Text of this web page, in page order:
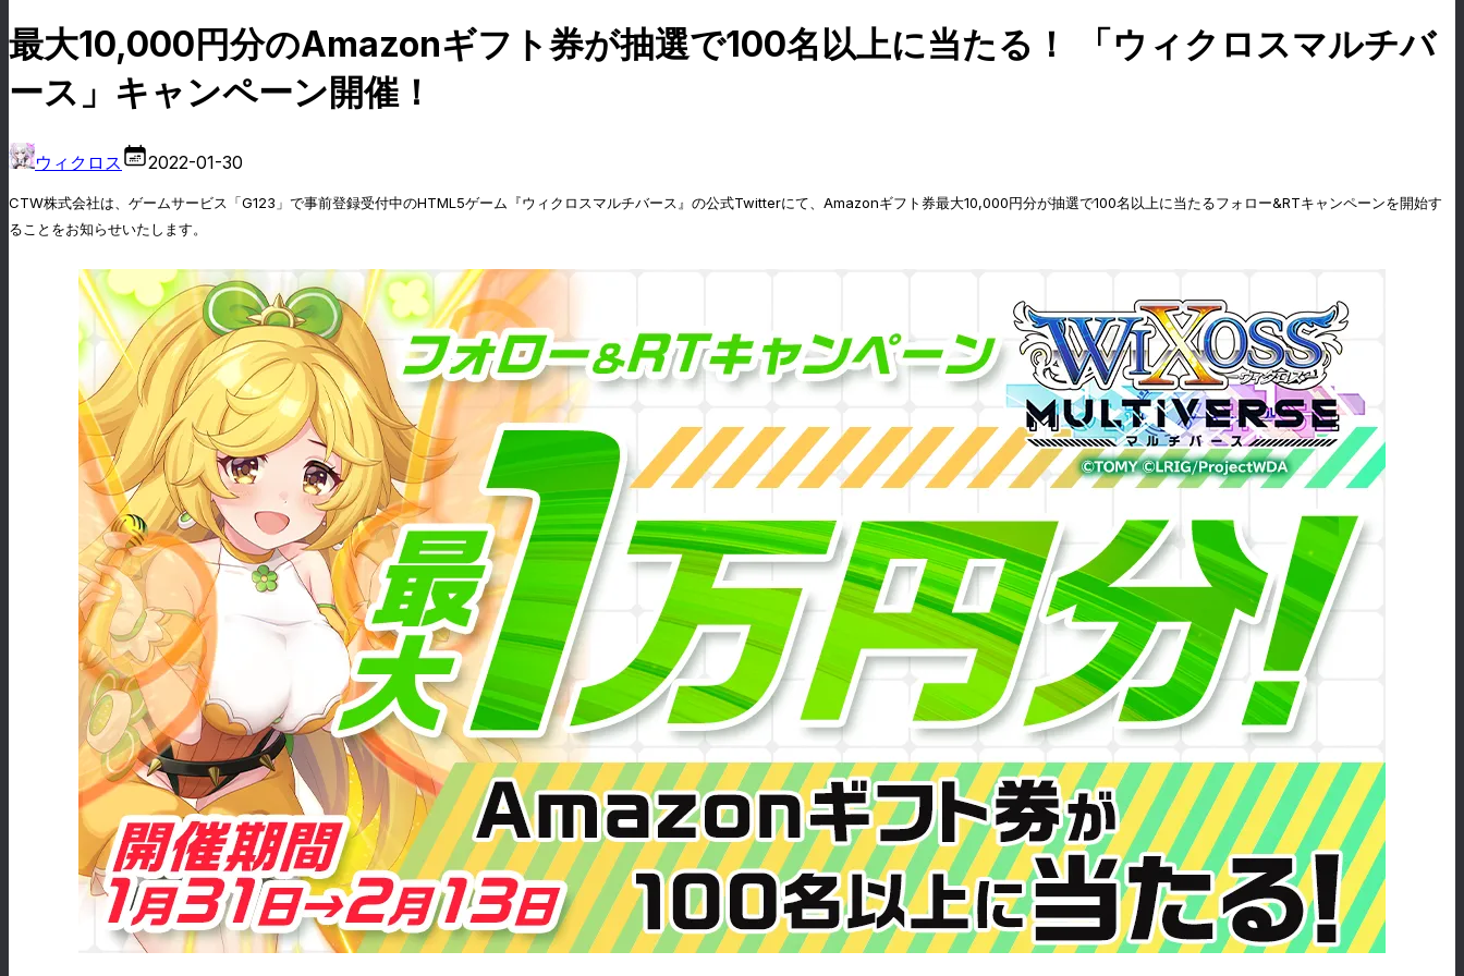
最大10,000円分のAmazonギフト券が抽選で100名以上に当たる！ 「ウィクロスマルチバ
ース」キャンペーン開催！
ウィクロス 2022-01-30
CTW株式会社は、ゲームサービス「G123」で事前登録受付中のHTML5ゲーム『ウィクロスマルチバース』の公式Twitterにて、Amazonギフト券最大10,000円分が抽選で100名以上に当たるフォロー&RTキャンペーンを開始す
ることをお知らせいたします。